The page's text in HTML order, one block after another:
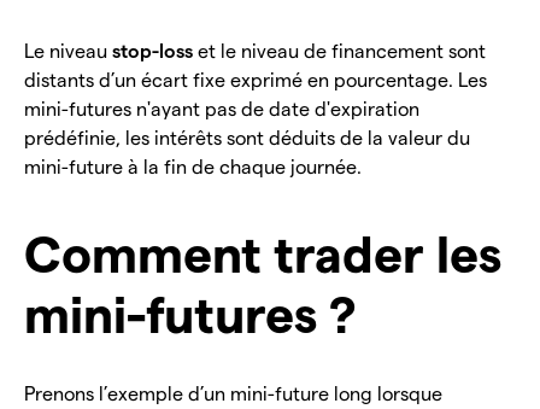
Le niveau stop-loss et le niveau de financement sont
distants d’un écart fixe exprimé en pourcentage. Les
mini-futures n'ayant pas de date d'expiration
prédéfinie, les intérêts sont déduits de la valeur du
mini-future à la fin de chaque journée.
Comment trader les
mini-futures ?
Prenons l’exemple d’un mini-future long lorsque